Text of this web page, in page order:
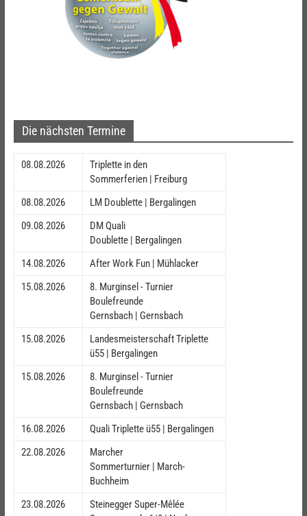
Die nächsten Termine
08.08.2026
Triplette in den
Sommerferien | Freiburg
08.08.2026
LM Doublette | Bergalingen
09.08.2026
DM Quali
Doublette | Bergalingen
14.08.2026
After Work Fun | Mühlacker
15.08.2026
8. Murginsel - Turnier
Boulefreunde
Gernsbach | Gernsbach
15.08.2026
Landesmeisterschaft Triplette
ü55 | Bergalingen
15.08.2026
8. Murginsel - Turnier
Boulefreunde
Gernsbach | Gernsbach
16.08.2026
Quali Triplette ü55 | Bergalingen
22.08.2026
Marcher
Sommerturnier | March-
Buchheim
23.08.2026
Steinegger Super-Mêlée